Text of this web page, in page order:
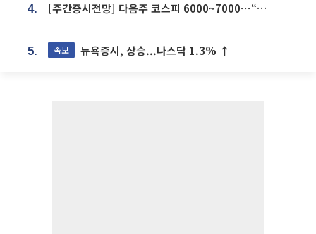
4. [주간증시전망] 다음주 코스피 6000~7000⋯“外人 수급은 정책이 변수”
5. 속보 뉴욕증시, 상승...나스닥 1.3% ↑